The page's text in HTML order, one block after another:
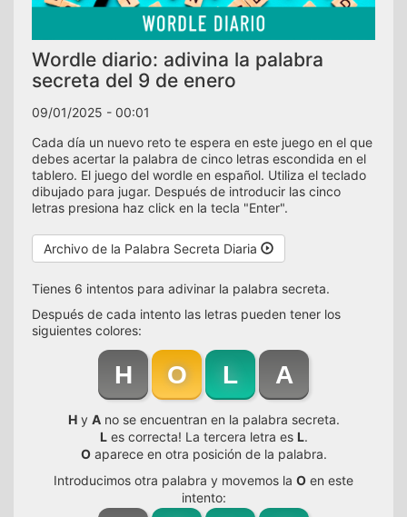
Wordle diario: adivina la palabra
secreta del 9 de enero
09/01/2025 - 00:01
Cada día un nuevo reto te espera en este juego en el que
debes acertar la palabra de cinco letras escondida en el
tablero. El juego del wordle en español. Utiliza el teclado
dibujado para jugar. Después de introducir las cinco
letras presiona haz click en la tecla "Enter".
Archivo de la Palabra Secreta Diaria
Tienes 6 intentos para adivinar la palabra secreta.
Después de cada intento las letras pueden tener los
siguientes colores:
H O L A
Hy Ano se encuentran en la palabra secreta.
Les correcta! La tercera letra es L.
Oaparece en otra posición de la palabra.
Introducimos otra palabra y movemos la O en este
intento: